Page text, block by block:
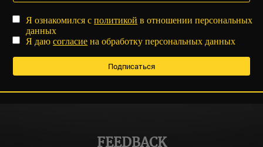
Я ознакомился сполитикой в отношении персональных
данных
Я даюсогласие на обработку персональных данных
FEEDBACK